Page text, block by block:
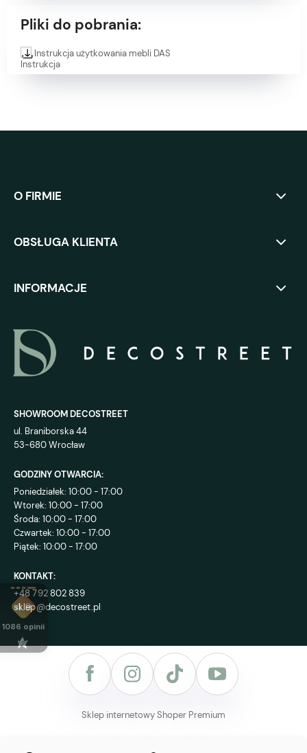
Pliki do pobrania:
Instrukcja użytkowania mebli DAS
O FIRMIE
OBSŁUGA KLIENTA
INFORMACJE
SHOWROOM DECOSTREET
ul. Braniborska 44
53-680 Wrocław
GODZINY OTWARCIA:
Poniedziałek: 10:00 - 17:00
Wtorek: 10:00 - 17:00
Środa: 10:00 - 17:00
Czwartek: 10:00 - 17:00
Piątek: 10:00 - 17:00
KONTAKT:
+48 792 802 839
sklep@decostreet.pl
4.9
1086 opinii
Sklep internetowy Shoper Premium